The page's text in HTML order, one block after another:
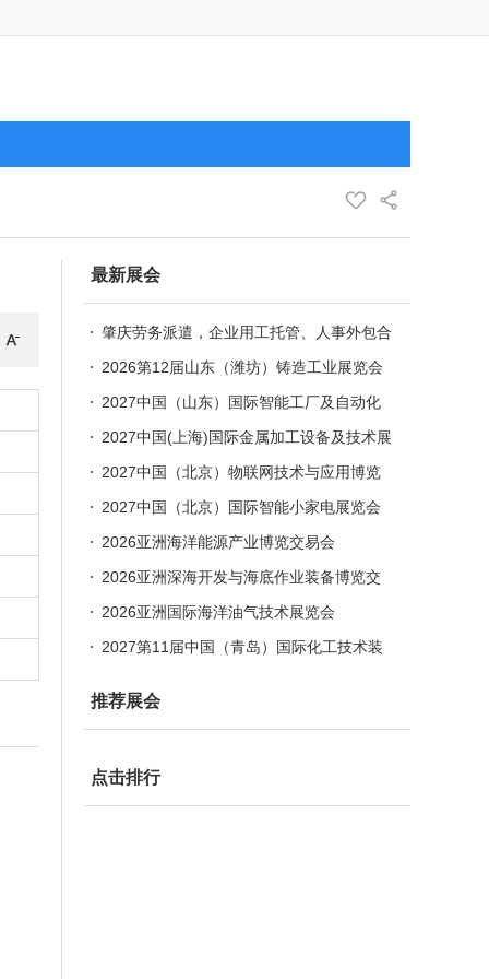
最新展会
肇庆劳务派遣，企业用工托管、人事外包合
规服务
2026第12届山东（潍坊）铸造工业展览会
2027中国（山东）国际智能工厂及自动化
技术展览会
2027中国(上海)国际金属加工设备及技术展
览会
2027中国（北京）物联网技术与应用博览
会
2027中国（北京）国际智能小家电展览会
2026亚洲海洋能源产业博览交易会
2026亚洲深海开发与海底作业装备博览交
易会
2026亚洲国际海洋油气技术展览会
2027第11届中国（青岛）国际化工技术装
推荐展会
点击排行